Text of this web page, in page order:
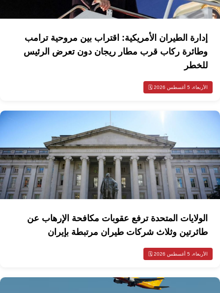
إدارة الطيران الأمريكية: اقتراب بين مروحية ترامب
وطائرة ركاب قرب مطار ريجان دون تعرض الرئيس
للخطر
الأربعاء، 5 أغسطس 2026 🗓️
الولايات المتحدة ترفع عقوبات مكافحة الإرهاب عن
طائرتين وثلاث شركات طيران مرتبطة بإيران
الأربعاء، 5 أغسطس 2026 🗓️